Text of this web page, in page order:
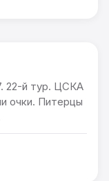
22-й тур. ЦСКА
очки. Питерцы